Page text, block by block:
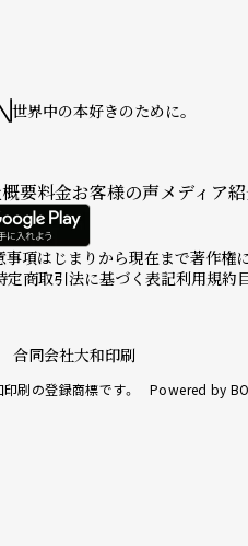
世界中の本好きのために。
要料金お客様の声メディア
事項はじまりから現在まで著作権
定商取引法に基づく表記利用規約
同会社大和印刷
印刷の登録商標です。 Powered by